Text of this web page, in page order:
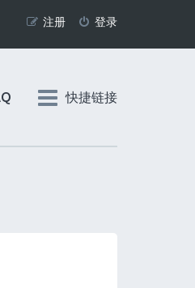
登录
注册
快捷链接